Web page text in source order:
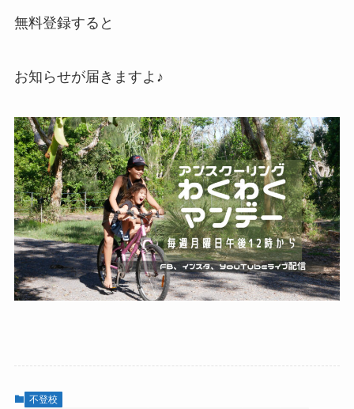
無料登録すると
お知らせが届きますよ♪
不登校